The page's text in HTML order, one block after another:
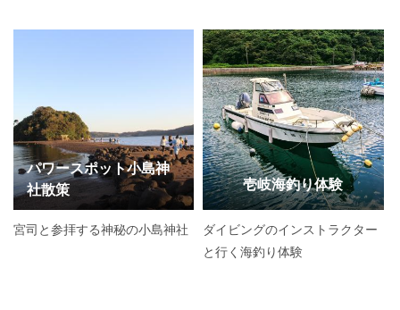
パワースポット小島神
社散策
宮司と参拝する神秘の小島神社
壱岐海釣り体験
ダイビングのインストラクター
と行く海釣り体験